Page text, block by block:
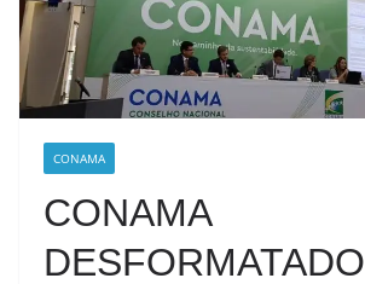
CONAMA
CONAMA
DESFORMATADO